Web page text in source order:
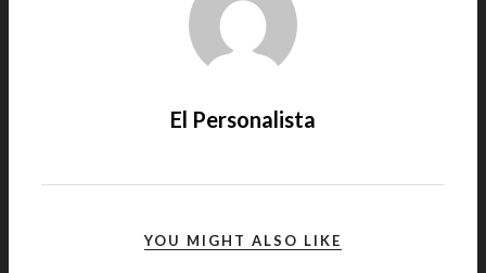
El Personalista
YOU MIGHT ALSO LIKE